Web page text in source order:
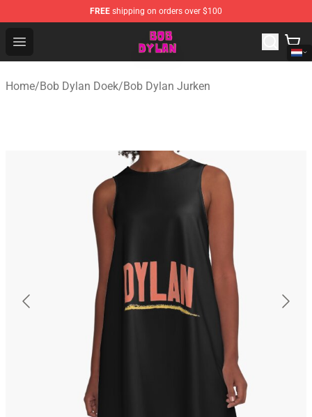
FREE shipping on orders over $100
Open menu
Bob Dylan Store - Official Bob Dylan Merchandise Shop
Home/Bob Dylan Doek/Bob Dylan Jurken